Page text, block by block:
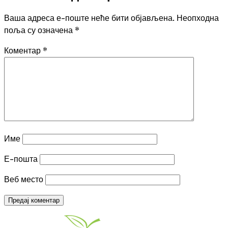
Ваша адреса е-поште неће бити објављена. Неопходна
поља су означена *
Коментар *
Име
Е-пошта
Веб место